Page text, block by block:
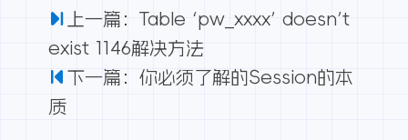
上一篇：Table ‘pw_xxxx’ doesn’t
exist 1146解决方法
下一篇：你必须了解的Session的本
质